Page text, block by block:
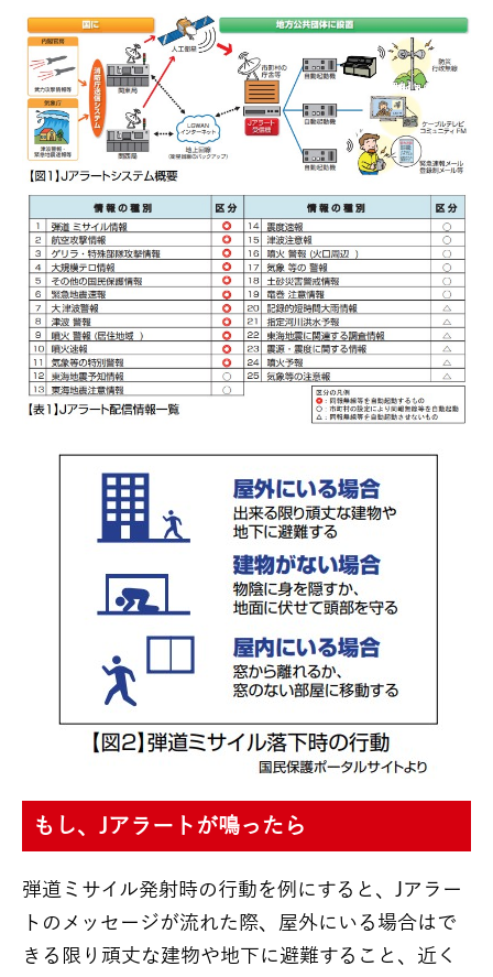
もし、Jアラートが鳴ったら
弾道ミサイル発射時の行動を例にすると、Jアラー
トのメッセージが流れた際、屋外にいる場合はで
きる限り頑丈な建物や地下に避難すること、近く